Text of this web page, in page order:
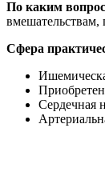
По каким
вмешательствам,
Сфера
Сердечная